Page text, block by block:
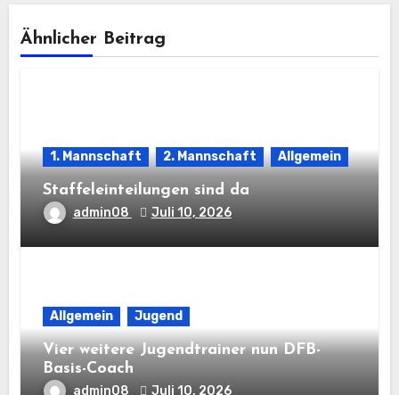
Ähnlicher Beitrag
1. Mannschaft 2. Mannschaft Allgemein
Staffeleinteilungen sind da
admin08 Juli 10, 2026
Allgemein Jugend
Vier weitere Jugendtrainer nun DFB-
Basis-Coach
admin08 Juli 10, 2026